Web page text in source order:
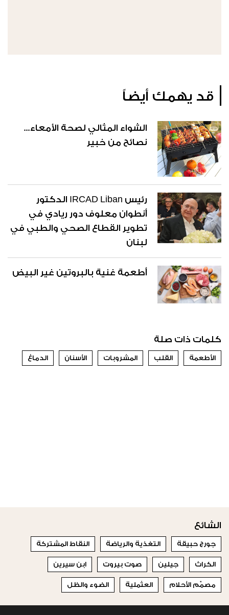
قد يهمك أيضاً
الشواء المثالي لصحة الأمعاء...
نصائح من خبير
رئيس IRCAD Liban الدكتور
أنطوان معلوف دور ريادي في
تطوير القطاع الصحي والطبي في
لبنان
أطعمة غنية بالبروتين غير البيض
كلمات ذات صلة
الأطعمة القلب المشروبات الأسنان الدماغ
الشائع
جورج حبيقة التغذية والرياضة النقاط المشتركة
الكراث جيلين صوت بيروت ابن سيرين
مصمّم الأحلام العثملية الضوء والظل